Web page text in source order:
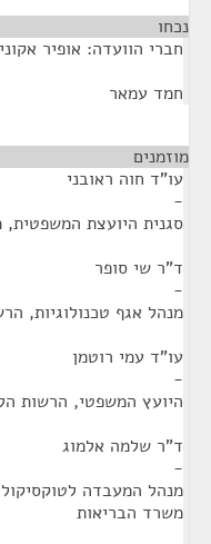
נכחו
חברי הוועדה: אופיר
חמד עמאר
מוזמנים
עו"ד חוה ראובני
-
סגנית היועצת
ד"ר שי סופר
-
מנהל אגף טכנולוגיות,
עו"ד עמי רוטמן
-
היועץ המשפטי, הרשות
ד"ר שלמה אלמוג
-
מנהל המעבדה
משרד הבריאות